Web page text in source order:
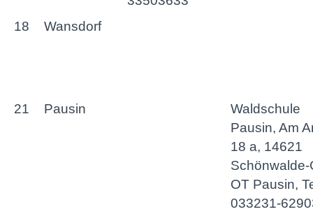
18
Wansdorf
21 Pausin
Waldschule
Pausin, Am
18 a, 14621
Schönwalde-
OT Pausin,
033231-